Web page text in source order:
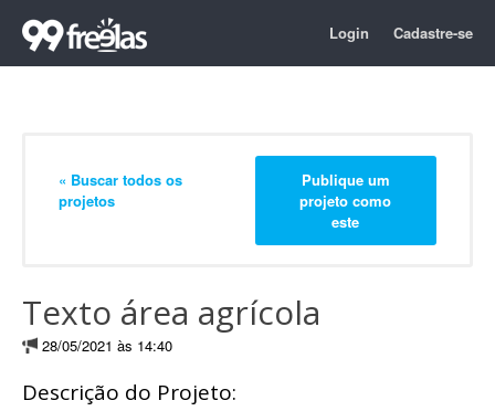
Login Cadastre-se
« Buscar todos os
projetos
Publique um
projeto como
este
Texto área agrícola
28/05/2021 às 14:40
Descrição do Projeto: